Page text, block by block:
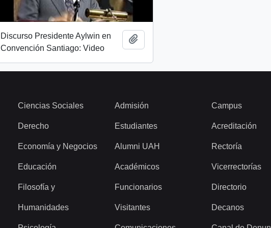
Discurso Presidente Aylwin en
Convención Santiago: Video
Ciencias Sociales
Derecho
Economía y Negocios
Educación
Filosofía y
Humanidades
Admisión
Estudiantes
Alumni UAH
Académicos
Funcionarios
Visitantes
Campus
Acreditación
Rectoría
Vicerrectorías
Directorio
Decanos